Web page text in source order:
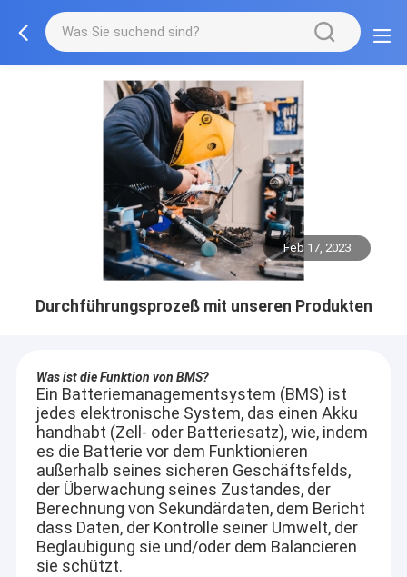
Feb 17, 2023
Durchführungsprozeß mit unseren Produkten
Was ist die Funktion von BMS?
Ein Batteriemanagementsystem (BMS) ist
jedes elektronische System, das einen Akku
handhabt (Zell- oder Batteriesatz), wie, indem
es die Batterie vor dem Funktionieren
außerhalb seines sicheren Geschäftsfelds,
der Überwachung seines Zustandes, der
Berechnung von Sekundärdaten, dem Bericht
dass Daten, der Kontrolle seiner Umwelt, der
Beglaubigung sie und/oder dem Balancieren
sie schützt.